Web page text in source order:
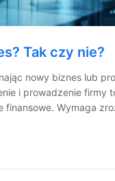
Tak czy nie?
nowy biznes lub
i prowadzenie firmy
finansowe. Wymaga